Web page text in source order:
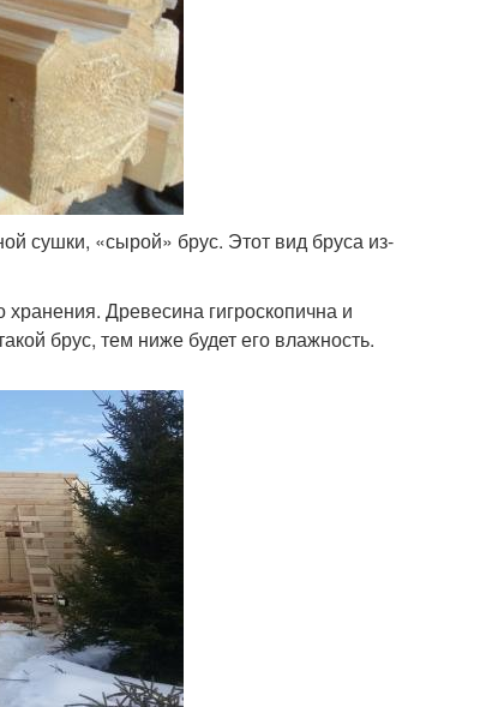
сушки, «сырой» брус. Этот вид бруса из-
Древесина гигроскопична и
брус, тем ниже будет его влажность.